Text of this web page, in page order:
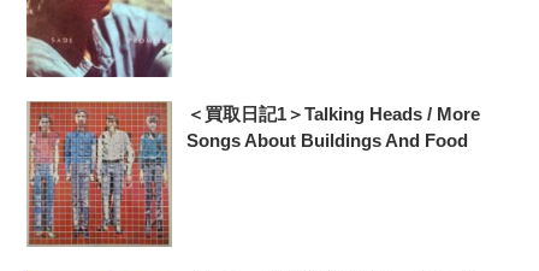
＜買取日記1＞Talking Heads / More
Songs About Buildings And Food